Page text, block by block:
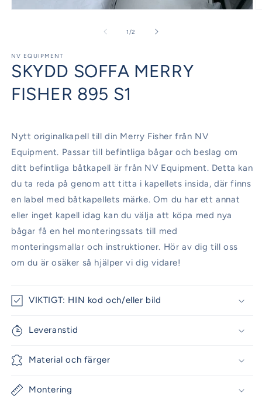
1/av
2
NV EQUIPMENT
SKYDD SOFFA MERRY
FISHER 895 S1
Nytt originalkapell till din Merry Fisher från NV
Equipment. Passar till befintliga bågar och beslag om
ditt befintliga båtkapell är från NV Equipment. Detta kan
du ta reda på genom att titta i kapellets insida, där finns
en label med båtkapellets märke. Om du har ett annat
eller inget kapell idag kan du välja att köpa med nya
bågar få en hel monteringssats till med
monteringsmallar och instruktioner. Hör av dig till oss
om du är osäker så hjälper vi dig vidare!
VIKTIGT: HIN kod och/eller bild
Leveranstid
Material och färger
Montering